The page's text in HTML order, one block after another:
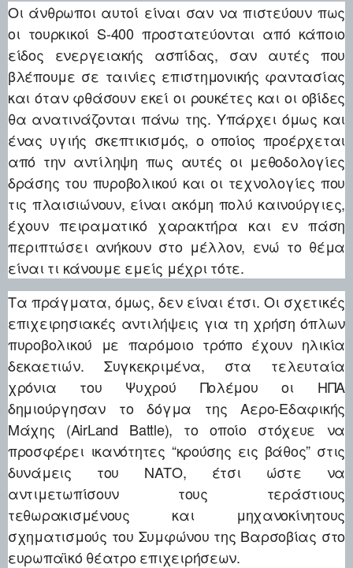
Οι άνθρωποι αυτοί είναι σαν να πιστεύουν πως
οι τουρκικοί S-400 προστατεύονται από κάποιο
είδος ενεργειακής ασπίδας, σαν αυτές που
βλέπουμε σε ταινίες επιστημονικής φαντασίας
και όταν φθάσουν εκεί οι ρουκέτες και οι οβίδες
θα ανατινάζονται πάνω της. Υπάρχει όμως και
ένας υγιής σκεπτικισμός, ο οποίος προέρχεται
από την αντίληψη πως αυτές οι μεθοδολογίες
δράσης του πυροβολικού και οι τεχνολογίες που
τις πλαισιώνουν, είναι ακόμη πολύ καινούργιες,
έχουν πειραματικό χαρακτήρα και εν πάση
περιπτώσει ανήκουν στο μέλλον, ενώ το θέμα
είναι τι κάνουμε εμείς μέχρι τότε.
Τα πράγματα, όμως, δεν είναι έτσι. Οι σχετικές
επιχειρησιακές αντιλήψεις για τη χρήση όπλων
πυροβολικού με παρόμοιο τρόπο έχουν ηλικία
δεκαετιών. Συγκεκριμένα, στα τελευταία
χρόνια του Ψυχρού Πολέμου οι ΗΠΑ
δημιούργησαν το δόγμα της Αερο-Εδαφικής
Μάχης (AirLand Battle), το οποίο στόχευε να
προσφέρει ικανότητες “κρούσης εις βάθος” στις
δυνάμεις του ΝΑΤΟ, έτσι ώστε να
αντιμετωπίσουν τους τεράστιους
τεθωρακισμένους και μηχανοκίνητους
σχηματισμούς του Συμφώνου της Βαρσοβίας στο
ευρωπαϊκό θέατρο επιχειρήσεων.